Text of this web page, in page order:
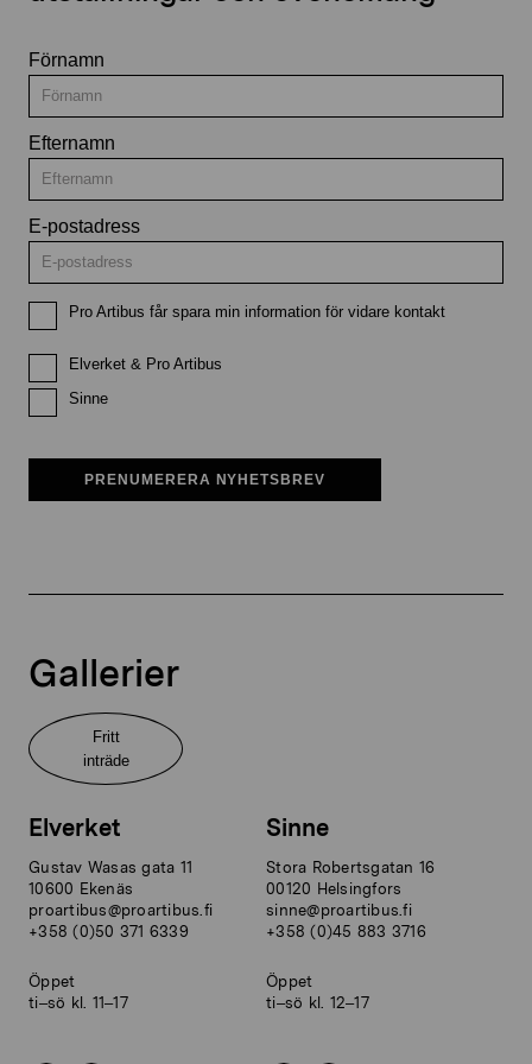
Förnamn
Efternamn
E-postadress
Pro Artibus får spara min information för vidare kontakt
Elverket & Pro Artibus
Sinne
PRENUMERERA NYHETSBREV
Gallerier
Fritt
inträde
Elverket
Gustav Wasas gata 11
10600 Ekenäs
proartibus@proartibus.fi
+358 (0)50 371 6339
Öppet
ti–sö kl. 11–17
Sinne
Stora Robertsgatan 16
00120 Helsingfors
sinne@proartibus.fi
+358 (0)45 883 3716
Öppet
ti–sö kl. 12–17